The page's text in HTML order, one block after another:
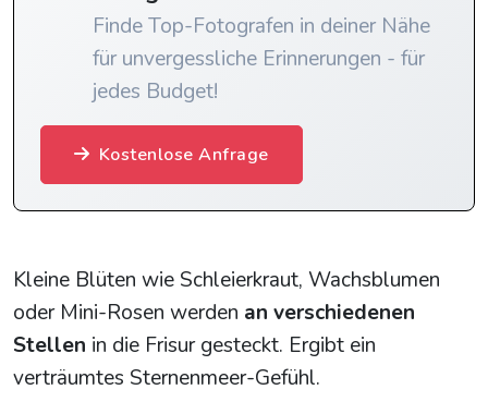
Finde Top-Fotografen in deiner Nähe
für unvergessliche Erinnerungen - für
jedes Budget!
Kostenlose Anfrage
Kleine Blüten wie Schleierkraut, Wachsblumen
oder Mini-Rosen werden an verschiedenen
Stellen in die Frisur gesteckt. Ergibt ein
verträumtes Sternenmeer-Gefühl.